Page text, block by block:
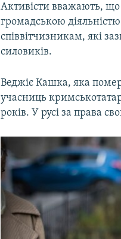
Активісти вважають, що
громадською
співвітчизникам, які
силовиків.
Веджіє Кашка, яка
учасниць
років. У русі за права